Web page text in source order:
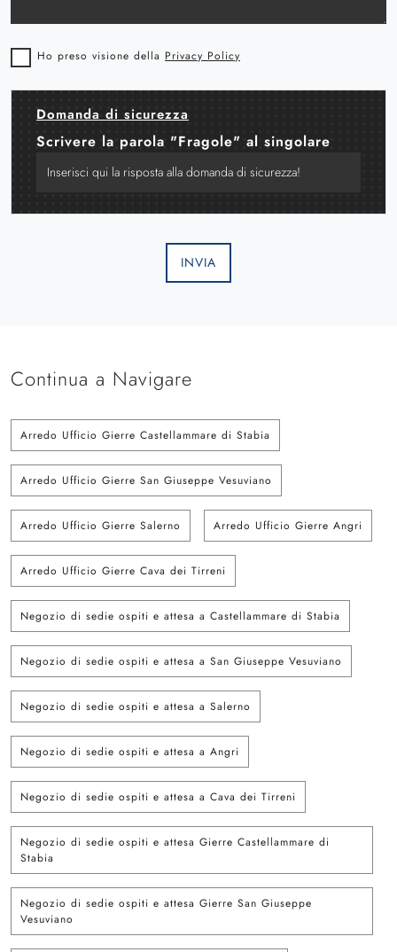
Ho preso visione della Privacy Policy
Domanda di sicurezza
Scrivere la parola "Fragole" al singolare
INVIA
Continua a Navigare
Arredo Ufficio Gierre Castellammare di Stabia
Arredo Ufficio Gierre San Giuseppe Vesuviano
Arredo Ufficio Gierre Salerno Arredo Ufficio Gierre Angri
Arredo Ufficio Gierre Cava dei Tirreni
Negozio di sedie ospiti e attesa a Castellammare di Stabia
Negozio di sedie ospiti e attesa a San Giuseppe Vesuviano
Negozio di sedie ospiti e attesa a Salerno
Negozio di sedie ospiti e attesa a Angri
Negozio di sedie ospiti e attesa a Cava dei Tirreni
Negozio di sedie ospiti e attesa Gierre Castellammare di
Stabia
Negozio di sedie ospiti e attesa Gierre San Giuseppe
Vesuviano